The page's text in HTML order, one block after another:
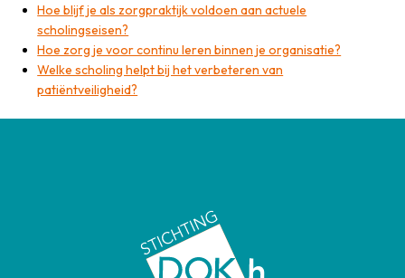
Hoe blijf je als zorgpraktijk voldoen aan actuele
scholingseisen?
Hoe zorg je voor continu leren binnen je organisatie?
Welke scholing helpt bij het verbeteren van
patiëntveiligheid?